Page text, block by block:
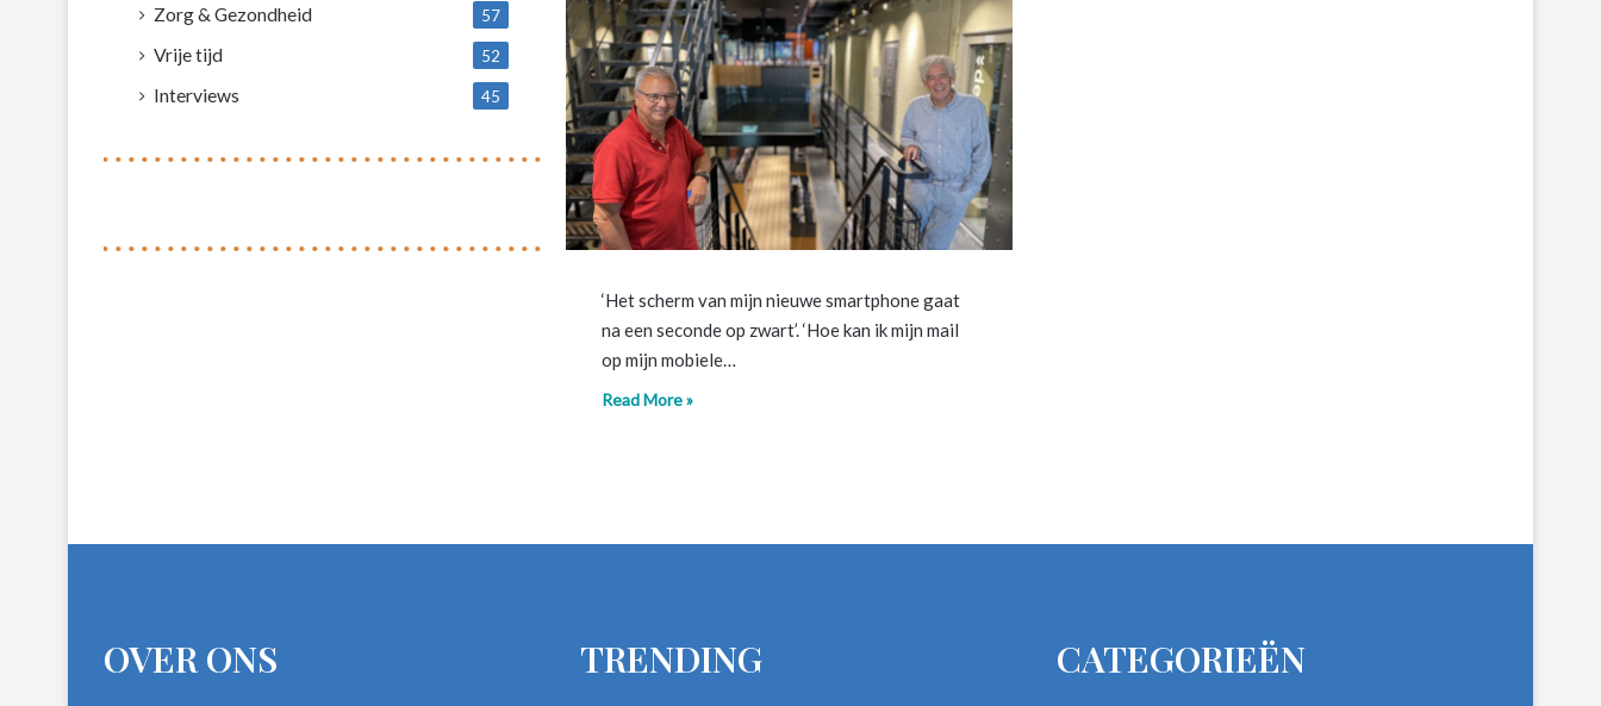
‘Het scherm van mijn nieuwe smartphone gaat
na een seconde op zwart’. ‘Hoe kan ik mijn mail
op mijn mobiele…
Read More »
Zorg & Gezondheid 57
Vrije tijd 52
Interviews 45
OVER ONS TRENDING CATEGORIEËN